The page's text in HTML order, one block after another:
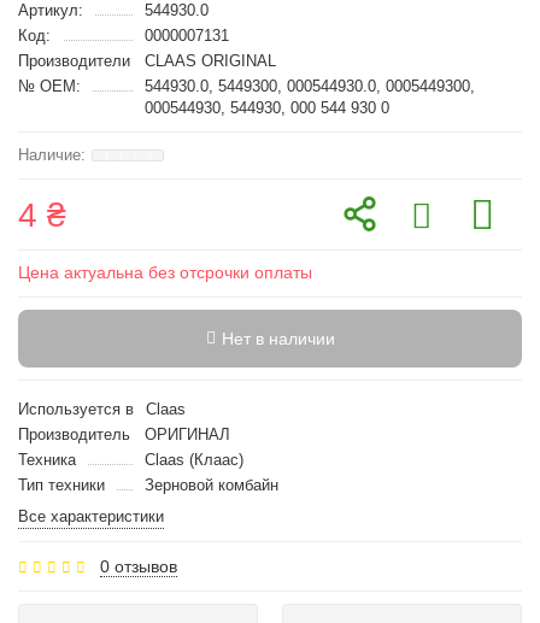
Артикул:
544930.0
Код:
0000007131
Производители
CLAAS ORIGINAL
№ OEM:
544930.0, 5449300, 000544930.0, 0005449300,
000544930, 544930, 000 544 930 0
4 ₴
Цена актуальна без отсрочки оплаты
Нет в наличии
Используется в
Claas
Производитель
ОРИГИНАЛ
Техника
Claas (Клаас)
Тип техники
Зерновой комбайн
Все характеристики
0 отзывов